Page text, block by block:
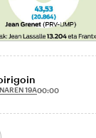
19A00:00